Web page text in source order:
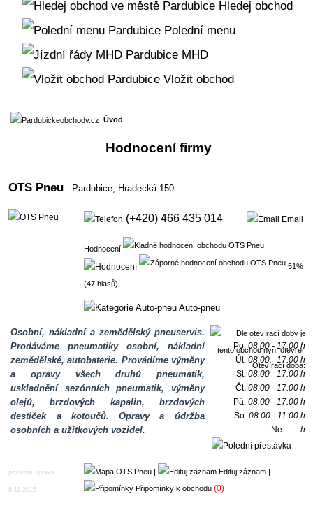
Hledej obchod
Polední menu
MHD
Vložit obchod
Úvod
Hodnocení firmy
OTS Pneu - Pardubice, Hradecká 150
(+420) 466 435 014 Email
Hodnocení
51%
(47 hlasů)
Auto-pneu
Osobní, nákladní a zemědělský pneuservis.
Prodáváme pneumatiky osobní, nákladní
zemědělské, autobaterie. Provádíme výměny
a opravy všech druhů pneumatik,
uskladnění sezónních pneumatik, výměny
olejů, brzdových kapalin, brzdových
destiček a kotoučů. Opravy a údržba
osobních a užitkových vozidel.
Otevírací doba:
Po:08:00 - 17:00 h
Út:08:00 - 17:00 h
St:08:00 - 17:00 h
Čt:08:00 - 17:00 h
Pá:08:00 - 17:00 h
So:08:00 - 11:00 h
Ne:- : - h
- : -
poslední úprava
8.11.2015
| Edituj záznam|
Připomínky k obchodu (0)